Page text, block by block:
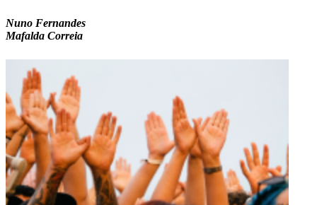
Nuno Fernandes
Mafalda Correia